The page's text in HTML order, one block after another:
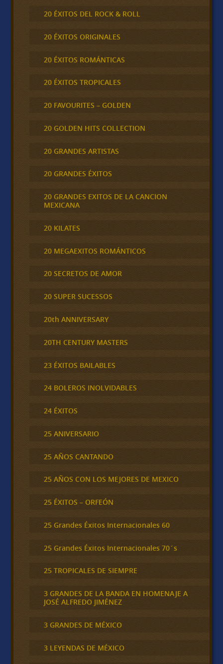
20 ÉXITOS DEL ROCK & ROLL
20 ÉXITOS ORIGINALES
20 ÉXITOS ROMÁNTICAS
20 ÉXITOS TROPICALES
20 FAVOURITES – GOLDEN
20 GOLDEN HITS COLLECTION
20 GRANDES ARTISTAS
20 GRANDES ÉXITOS
20 GRANDES EXITOS DE LA CANCION
MEXICANA
20 KILATES
20 MEGAEXITOS ROMÁNTICOS
20 SECRETOS DE AMOR
20 SUPER SUCESSOS
20th ANNIVERSARY
20TH CENTURY MASTERS
23 ÉXITOS BAILABLES
24 BOLEROS INOLVIDABLES
24 ÉXITOS
25 ANIVERSARIO
25 AÑOS CANTANDO
25 AÑOS CON LOS MEJORES DE MEXICO
25 ÉXITOS – ORFEÓN
25 Grandes Éxitos Internacionales 60
25 Grandes Éxitos Internacionales 70´s
25 TROPICALES DE SIEMPRE
3 GRANDES DE LA BANDA EN HOMENAJE A
JOSÉ ALFREDO JIMÉNEZ
3 GRANDES DE MÉXICO
3 LEYENDAS DE MÉXICO